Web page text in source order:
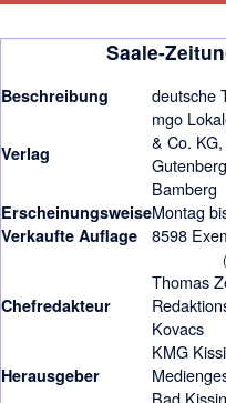
Saale-
Beschreibung deutsche
Verlag
mgo
& Co. KG,
Bamberg
ErscheinungsweiseMontag
Verkaufte Auflage 8598
(
Chefredakteur
Thomas
Kovacs
Herausgeber
KMG
Bad